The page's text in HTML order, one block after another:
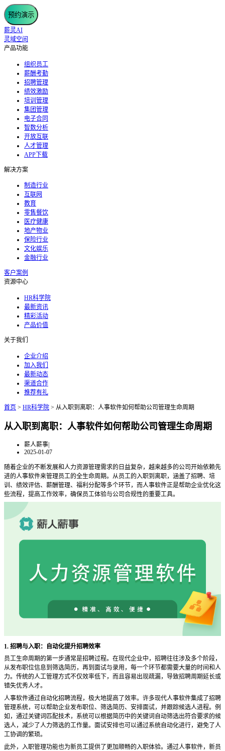
预约演示
薪灵AI
灵域空间
产品功能
组织员工
薪酬考勤
招聘管理
绩效激励
培训管理
集团管理
电子合同
智数分析
开放互联
人才管理
APP下载
解决方案
制造行业
互联网
教育
零售餐饮
医疗健康
地产物业
保险行业
文化娱乐
金融行业
客户案例
资源中心
HR科学院
最新资讯
精彩活动
产品价值
关于我们
企业介绍
加入我们
最新动态
渠道合作
推荐有礼
首页 > HR科学院 > 从入职到离职：人事软件如何帮助公司管理生命周期
从入职到离职：人事软件如何帮助公司管理生命周期
薪人薪事|
2025-01-07
随着企业的不断发展和人力资源管理需求的日益复杂，越来越多的公司开始依赖先
进的人事软件来管理员工的全生命周期。从员工的入职到离职，涵盖了招聘、培
训、绩效评估、薪酬管理、福利分配等多个环节，而人事软件正是帮助企业优化这
些流程，提高工作效率，确保员工体验与公司合规性的重要工具。
1. 招聘与入职：自动化提升招聘效率
员工生命周期的第一步通常是招聘过程。在现代企业中，招聘往往涉及多个阶段，
从发布职位信息到筛选简历，再到面试与录用，每一个环节都需要大量的时间和人
力。传统的人工管理方式不仅效率低下，而且容易出现疏漏，导致招聘周期延长或
错失优秀人才。
人事软件通过自动化招聘流程，极大地提高了效率。许多现代人事软件集成了招聘
管理系统，可以帮助企业发布职位、筛选简历、安排面试，并跟踪候选人进程。例
如，通过关键词匹配技术，系统可以根据简历中的关键词自动筛选出符合要求的候
选人，减少了人力筛选的工作量。面试安排也可以通过系统自动化进行，避免了人
工协调的繁琐。
此外，入职管理功能也为新员工提供了更加顺畅的入职体验。通过人事软件，新员